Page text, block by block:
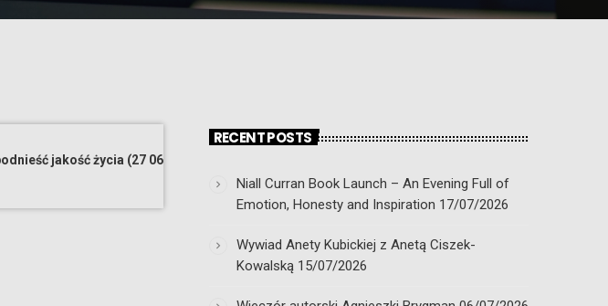
RECENT POSTS
Niall Curran Book Launch – An Evening Full of
Emotion, Honesty and Inspiration 17/07/2026
Wywiad Anety Kubickiej z Anetą Ciszek-
Kowalską 15/07/2026